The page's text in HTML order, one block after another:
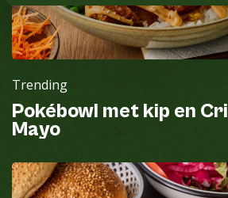
Trending
Pokébowl met kip en
Mayo